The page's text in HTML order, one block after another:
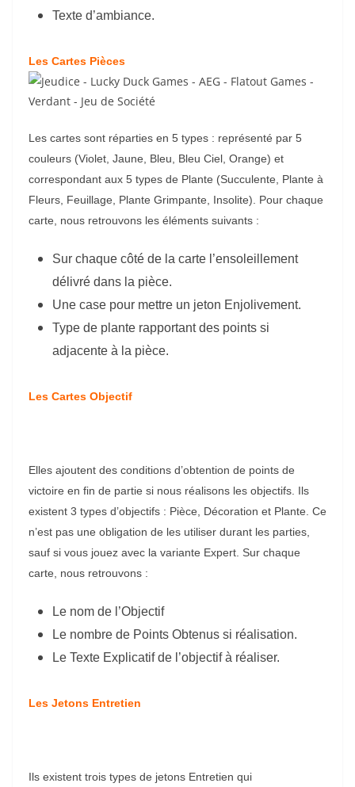
Texte d’ambiance.
Les Cartes Pièces
Les cartes sont réparties en 5 types : représenté par 5
couleurs (Violet, Jaune, Bleu, Bleu Ciel, Orange) et
correspondant aux 5 types de Plante (Succulente, Plante à
Fleurs, Feuillage, Plante Grimpante, Insolite). Pour chaque
carte, nous retrouvons les éléments suivants :
Sur chaque côté de la carte l’ensoleillement
délivré dans la pièce.
Une case pour mettre un jeton Enjolivement.
Type de plante rapportant des points si
adjacente à la pièce.
Les Cartes Objectif
Elles ajoutent des conditions d’obtention de points de
victoire en fin de partie si nous réalisons les objectifs. Ils
existent 3 types d’objectifs : Pièce, Décoration et Plante. Ce
n’est pas une obligation de les utiliser durant les parties,
sauf si vous jouez avec la variante Expert. Sur chaque
carte, nous retrouvons :
Le nom de l’Objectif
Le nombre de Points Obtenus si réalisation.
Le Texte Explicatif de l’objectif à réaliser.
Les Jetons Entretien
Ils existent trois types de jetons Entretien qui